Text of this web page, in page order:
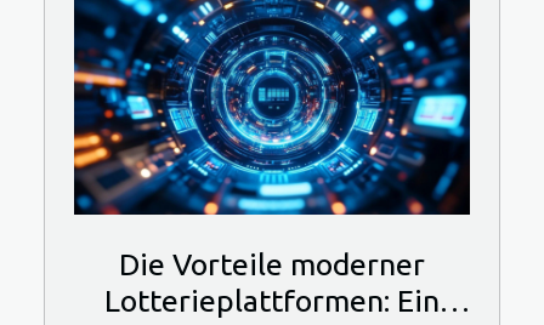
Die Vorteile moderner
Lotterieplattformen: Ein